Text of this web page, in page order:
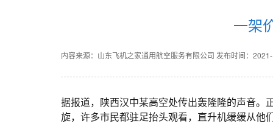
一架
内容来源：山东飞机之家通用航空服务有限公司 发布时间：
据报道，陕西汉中某高空处传出轰隆隆的声音。
旋，许多市民都驻足抬头观看，直升机缓缓从他